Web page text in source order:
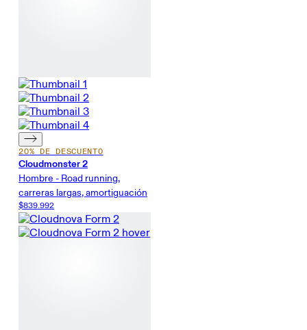
20% DE DESCUENTO
Cloudmonster 2
Hombre - Road running,
carreras largas, amortiguación
$839.992